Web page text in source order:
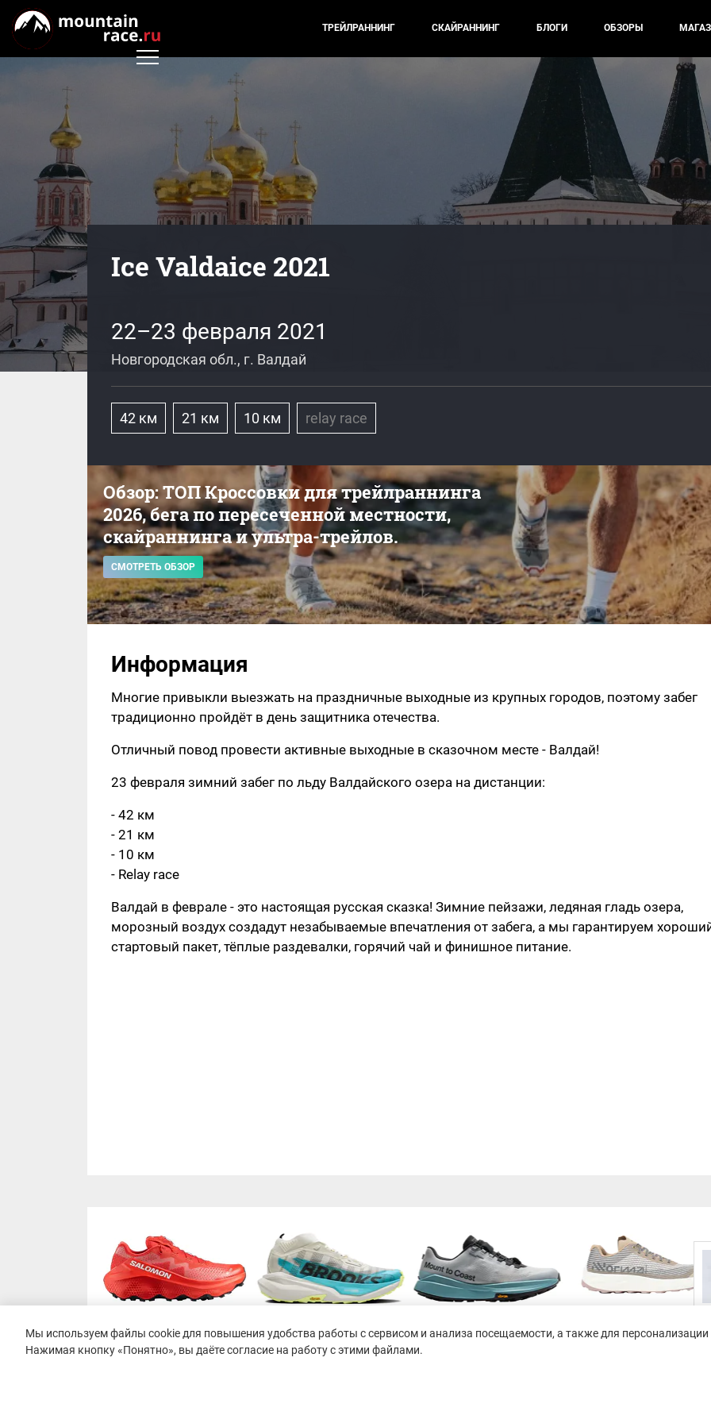
ТРЕЙЛРАННИНГ СКАЙРАННИНГ БЛОГИ ОБЗОРЫ
Ice Valdaice 2021
22–23 февраля 2021
Новгородская обл., г. Валдай
42 км 21 км 10 км relay race
Обзор: ТОП Кроссовки для трейлраннинга
2026, бега по пересеченной местности,
скайраннинга и ультра-трейлов.
СМОТРЕТЬ ОБЗОР
Информация
Многие привыкли выезжать на праздничные выходные из крупных городов, поэтому забег
традиционно пройдёт в день защитника отечества.
Отличный повод провести активные выходные в сказочном месте - Валдай!
23 февраля зимний забег по льду Валдайского озера на дистанции:
- 42 км
- 21 км
- 10 км
- Relay race
Валдай в феврале - это настоящая русская сказка! Зимние пейзажи, ледяная гладь озера,
морозный воздух создадут незабываемые впечатления от забега, а мы гарантируем
стартовый пакет, тёплые раздевалки, горячий чай и финишное питание.
Мы используем файлы cookie для повышения удобства работы с сервисом и анализа посещаемости, а также для персонализации
Нажимая кнопку «Понятно», вы даёте согласие на работу с этими файлами.